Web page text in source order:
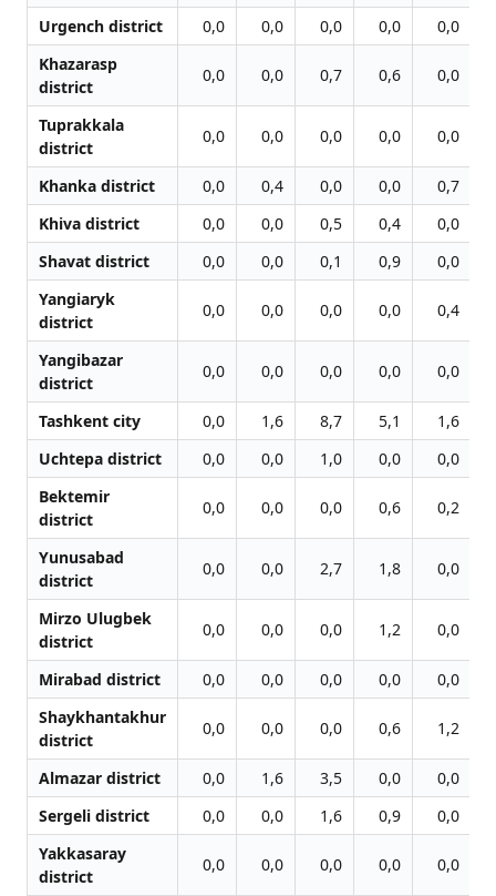
Urgench district 0,0 0,0 0,0 0,0
0,0
Khazarasp
district
0,0 0,0 0,7 0,6 0,0
Tuprakkala
district
0,0 0,0 0,0 0,0 0,0
Khanka district 0,0 0,4 0,0 0,0
0,7
Khiva district
0,0 0,0 0,5 0,4
0,0
Shavat district
0,0 0,0 0,1 0,9
0,0
Yangiaryk
district
0,0 0,0 0,0 0,0 0,4
Yangibazar
district
0,0 0,0 0,0 0,0 0,0
Tashkent city 0,0 1,6 8,7 5,1
1,6
Uchtepa district
0,0 0,0 1,0 0,0
0,0
Bektemir
district
0,0 0,0 0,0 0,6 0,2
Yunusabad
district
0,0 0,0 2,7 1,8 0,0
Mirzo Ulugbek
district
0,0 0,0 0,0 1,2 0,0
Mirabad district 0,0 0,0 0,0 0,0
0,0
Shaykhantakhur
district
0,0 0,0 0,0 0,6 1,2
Almazar district 0,0 1,6 3,5 0,0
0,0
Sergeli district
0,0 0,0 1,6 0,9
0,0
Yakkasaray
district
0,0 0,0 0,0 0,0 0,0